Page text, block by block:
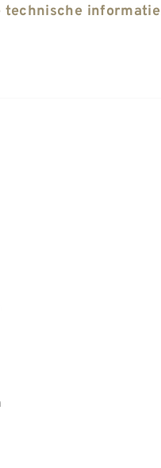
technische informatie